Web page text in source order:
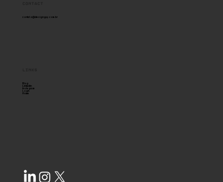
contato@designguy.com.br
Blog
Linkedin
Instagram
Login
Home